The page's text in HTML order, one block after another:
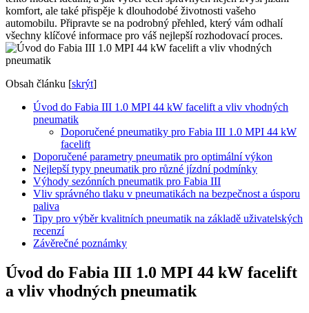
komfort, ale také přispěje k dlouhodobé životnosti vašeho
automobilu. Připravte se na podrobný přehled, který vám odhalí
všechny klíčové informace pro váš nejlepší rozhodovací proces.
Obsah článku [skrýt]
Úvod do Fabia III 1.0 MPI 44 kW facelift a vliv vhodných
pneumatik
Doporučené pneumatiky pro Fabia III 1.0 MPI 44 kW
facelift
Doporučené parametry pneumatik pro optimální výkon
Nejlepší typy pneumatik pro různé jízdní podmínky
Výhody sezónních pneumatik pro Fabia III
Vliv správného tlaku v pneumatikách na bezpečnost a úsporu
paliva
Tipy pro výběr kvalitních pneumatik na základě uživatelských
recenzí
Závěrečné poznámky
Úvod do Fabia III 1.0 MPI 44 kW facelift
a vliv vhodných pneumatik